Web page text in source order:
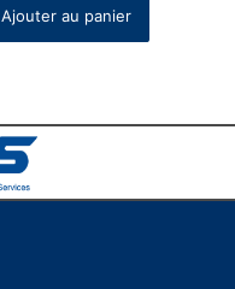
Ajouter au panier